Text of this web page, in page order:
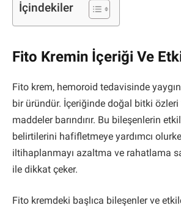
İçindekiler
Fito Kremin İçeriği Ve
Fito krem, hemoroid tedavisinde
bir üründür. İçeriğinde doğal bitki
maddeler barındırır. Bu bileşenlerin
belirtilerini hafifletmeye yardımcı
iltihaplanmayı azaltma ve rahatlama
ile dikkat çeker.
Fito kremdeki başlıca bileşenler ve